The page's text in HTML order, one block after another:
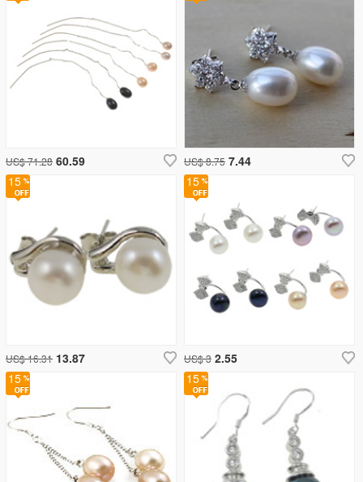
US$ 8.75 7.44
15
US$ 3 2.55
US$ 71.28 60.59
15
US$ 16.31 13.87
15
15